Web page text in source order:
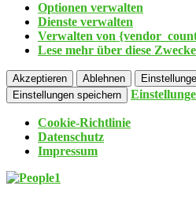
Optionen verwalten
Dienste verwalten
Verwalten von
Lese mehr über diese Zwecke
Akzeptieren Ablehnen
Einstellungen speichern
Cookie-Richtlinie
Datenschutz
Impressum